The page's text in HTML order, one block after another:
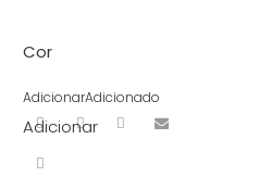
Cor
AdicionarAdicionado
Adicionar